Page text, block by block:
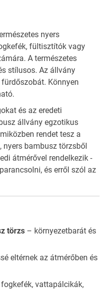
nyers
fültisztítók vagy
A természetes
stílusos. Az állvány
Könnyen
és az eredeti
állvány egzotikus
rendet tesz a
nyers bambusz törzsből
átmérővel rendelkezik -
és erről szól az
törzs – környezetbarát és
eltérnek az átmérőben és
vattapálcikák,